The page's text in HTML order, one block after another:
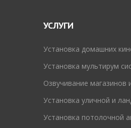
УСЛУГИ
Установка домашних
Установка мультирум
Озвучивание магазинов
Установка уличной и
Установка потолочной